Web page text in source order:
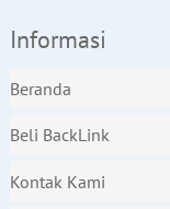
Informasi
Beranda
Beli BackLink
Kontak Kami